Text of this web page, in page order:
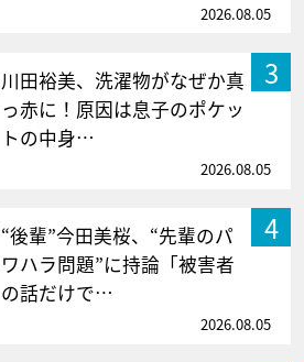
2026.08.05
3
川田裕美、洗濯物がなぜか真
っ赤に！原因は息子のポケッ
トの中身…
2026.08.05
4
“後輩”今田美桜、“先輩のパ
ワハラ問題”に持論「被害者
の話だけで…
2026.08.05